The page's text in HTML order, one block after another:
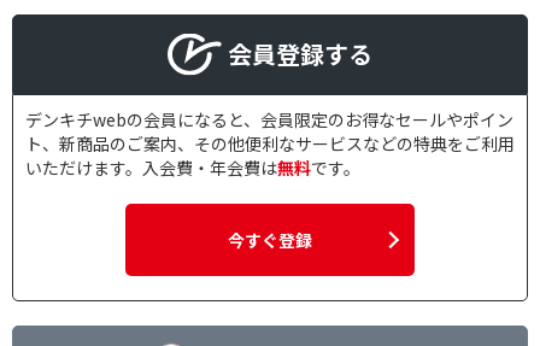
会員登録する
デンキチwebの会員になると、会員限定のお得なセールやポイン
ト、新商品のご案内、その他便利なサービスなどの特典をご利用
いただけます。入会費・年会費は無料です。
今すぐ登録